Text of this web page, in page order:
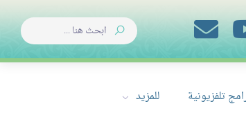
تلفزيونية للمزيد